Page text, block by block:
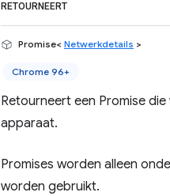
RETOURNEERT
Promise< Netwerkdetails >
Chrome 96+
Retourneert een Promise
apparaat.
Promises worden alleen
worden gebruikt.